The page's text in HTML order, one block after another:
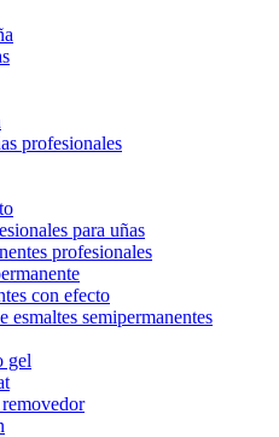
profesionales
para uñas
profesionales
con efecto
esmaltes semipermanentes
gel